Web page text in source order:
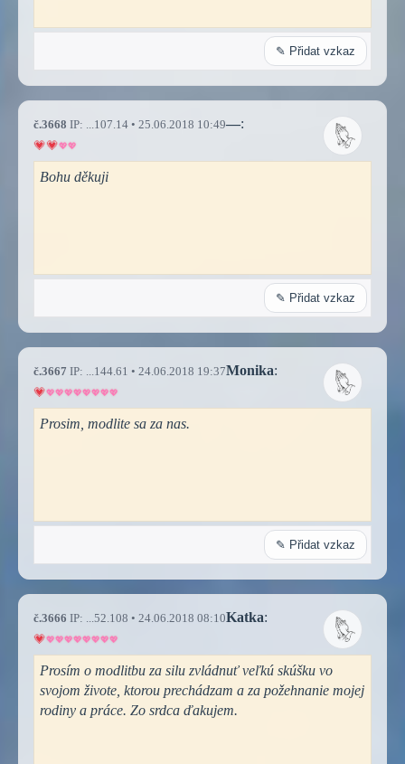
✎ Přidat vzkaz
č.3668 IP: ...107.14 • 25.06.2018 10:49—:
Bohu děkuji
✎ Přidat vzkaz
č.3667 IP: ...144.61 • 24.06.2018 19:37Monika:
Prosim, modlite sa za nas.
✎ Přidat vzkaz
č.3666 IP: ...52.108 • 24.06.2018 08:10Katka:
Prosím o modlitbu za silu zvládnuť veľkú skúšku vo
svojom živote, ktorou prechádzam a za požehnanie mojej
rodiny a práce. Zo srdca ďakujem.